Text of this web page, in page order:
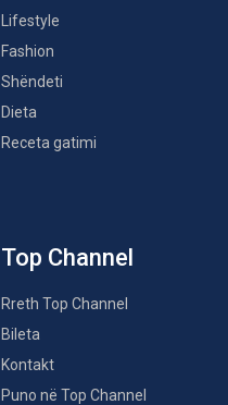
Lifestyle
Fashion
Shëndeti
Dieta
Receta gatimi
Top Channel
Rreth Top Channel
Bileta
Kontakt
Puno në Top Channel